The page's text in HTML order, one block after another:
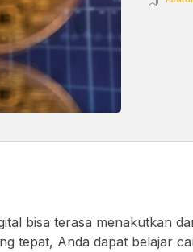
bisa terasa menakutkan
tepat, Anda dapat belajar